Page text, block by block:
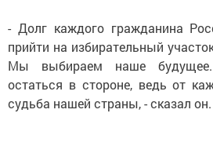
- Долг каждого гражданина
прийти на избирательный
Мы выбираем наше
остаться в стороне, ведь от
судьба нашей страны, - сказал он.